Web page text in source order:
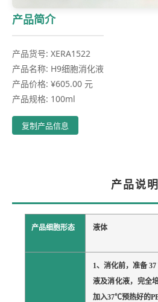
产品简介
产品货号: XERA1522
产品名称: H9细胞消化液
产品价格: ¥605.00 元
产品规格: 100ml
复制产品信息
产品说明
产品细胞形态 液体
1、消化前，准备
液及消化液，完全
加入37℃预热好的